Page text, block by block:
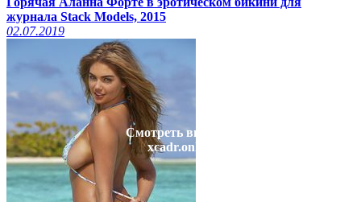
Смотреть видео на
xcadr.online
журнала Stack Models, 2015
02.07.2019